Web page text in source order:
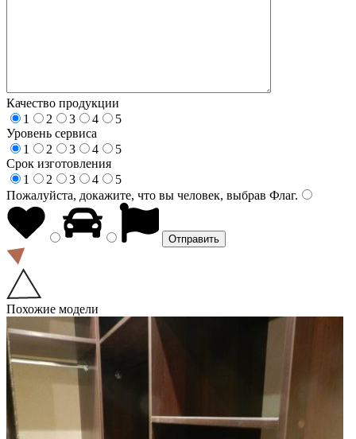
Качество продукции
1
2 3 4
5
Уровень сервиса
1
2 3 4
5
Срок изготовления
1
2 3 4
5
Пожалуйста, докажите, что вы человек, выбрав Флаг.
Похожие модели